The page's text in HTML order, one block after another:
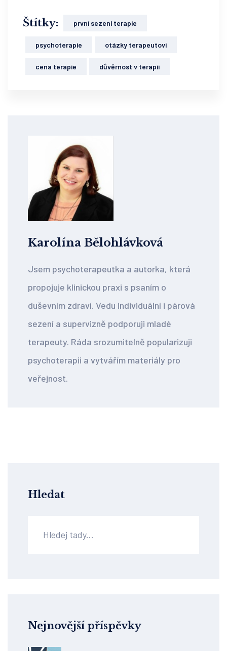
Štítky: první sezení terapie
psychoterapie otázky terapeutovi
cena terapie důvěrnost v terapii
Karolína Bělohlávková
Jsem psychoterapeutka a autorka, která
propojuje klinickou praxi s psaním o
duševním zdraví. Vedu individuální i párová
sezení a supervizně podporuji mladé
terapeuty. Ráda srozumitelně popularizuji
psychoterapii a vytvářím materiály pro
veřejnost.
Hledat
Nejnovější příspěvky